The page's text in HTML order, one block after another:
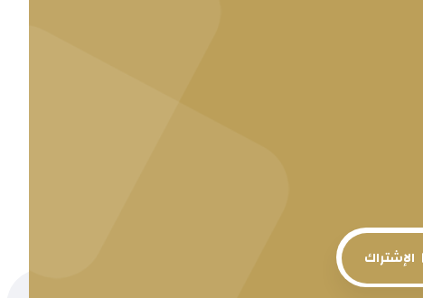
الإشتراك